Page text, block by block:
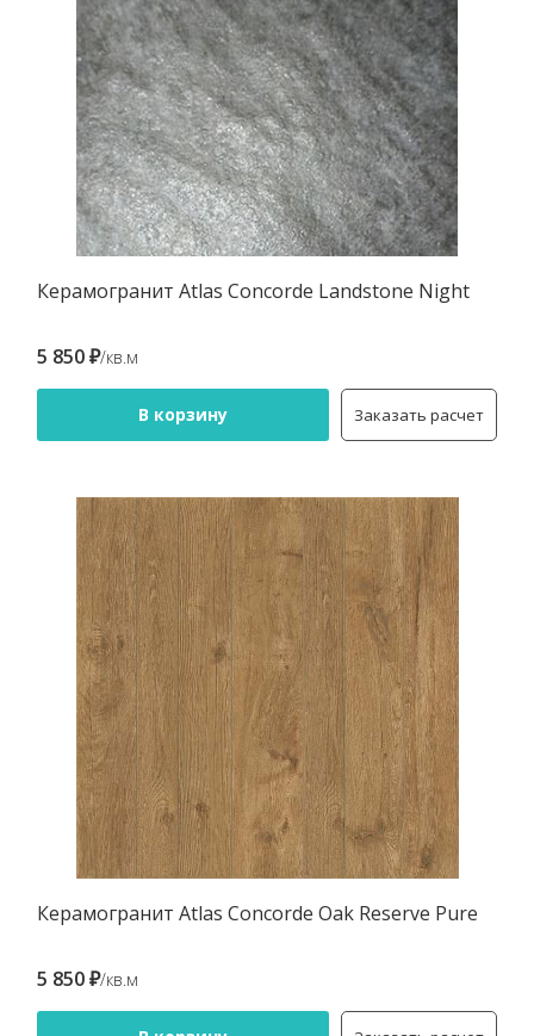
Керамогранит Atlas Concorde Landstone Night
5 850 ₽/кв.м
В корзину Заказать расчет
Керамогранит Atlas Concorde Oak Reserve Pure
5 850 ₽/кв.м